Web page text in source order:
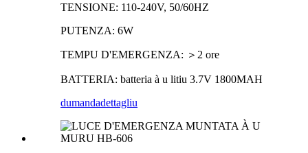
TENSIONE: 110-240V, 50/60HZ
PUTENZA: 6W
TEMPU D'EMERGENZA: ＞2 ore
BATTERIA: batteria à u litiu 3.7V 1800MAH
dumandadettagliu